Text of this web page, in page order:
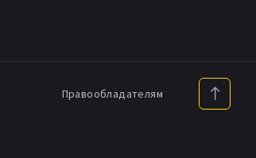
Правообладателям